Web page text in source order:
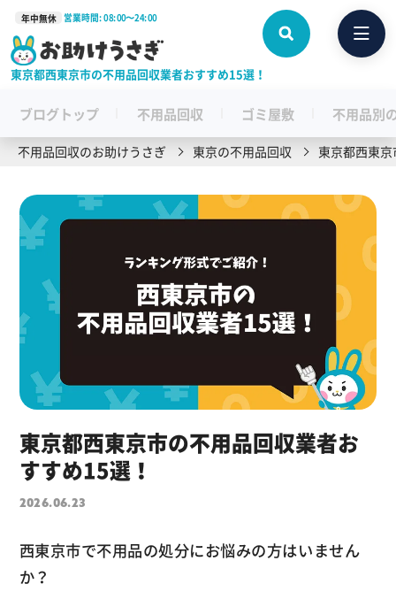
年中無休 営業時間: 08:00〜24:00
東京都西東京市の不用品回収業者おすすめ15選！
ブログトップ 不用品回収 ゴミ屋敷 不用品別
不用品回収のお助けうさぎ 東京の不用品回収 東京都西東
東京都西東京市の不用品回収業者お
すすめ15選！
2026.06.23
西東京市で不用品の処分にお悩みの方はいません
か？